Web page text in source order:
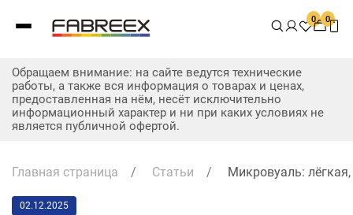
0 0
Обращаем внимание: на сайте ведутся технические
работы, а также вся информация о товарах и ценах,
предоставленная на нём, несёт исключительно
информационный характер и ни при каких условиях не
является публичной офертой.
Главная страница / Статьи / Микровуаль:
02.12.2025